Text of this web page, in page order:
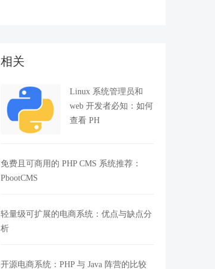
相关
Linux 系统管理员和
web 开发者必知：如何
查看 PH
免费且可商用的 PHP CMS 系统推荐：
PbootCMS
轻量级可扩展的电商系统：优点与缺点分
析
开源电商系统：PHP 与 Java 阵营的比较